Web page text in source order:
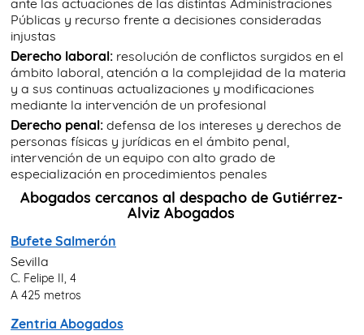
ante las actuaciones de las distintas Administraciones
Públicas y recurso frente a decisiones consideradas
injustas
Derecho laboral: resolución de conflictos surgidos en el
ámbito laboral, atención a la complejidad de la materia
y a sus continuas actualizaciones y modificaciones
mediante la intervención de un profesional
Derecho penal: defensa de los intereses y derechos de
personas físicas y jurídicas en el ámbito penal,
intervención de un equipo con alto grado de
especialización en procedimientos penales
Abogados cercanos al despacho de Gutiérrez-
Alviz Abogados
Bufete Salmerón
Sevilla
C. Felipe II, 4
A 425 metros
Zentria Abogados